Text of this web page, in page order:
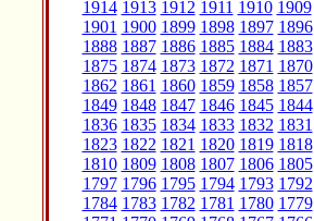
1914 1913 1912 1911 1910 1909
1901 1900 1899 1898 1897 1896
1888 1887 1886 1885 1884 1883
1875 1874 1873 1872 1871 1870
1862 1861 1860 1859 1858 1857
1849 1848 1847 1846 1845 1844
1836 1835 1834 1833 1832 1831
1823 1822 1821 1820 1819 1818
1810 1809 1808 1807 1806 1805
1797 1796 1795 1794 1793 1792
1784 1783 1782 1781 1780 1779